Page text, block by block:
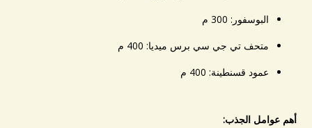
البوسفور: 300 م
متحف تي جي سي برس ميديا: 400 م
عمود قسنطينة: 400 م
أهم عوامل الجذب: